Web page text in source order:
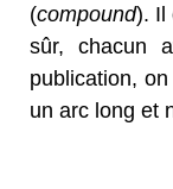
(compound). Il
sûr, chacun
publication,
un arc long et